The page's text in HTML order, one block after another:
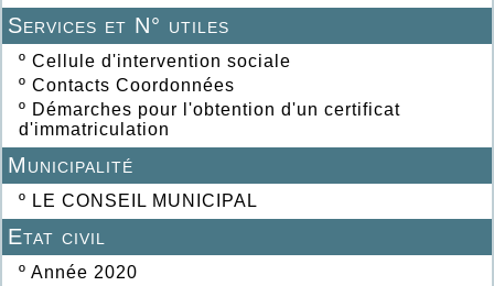
Services et N° utiles
º Cellule d'intervention sociale
º Contacts Coordonnées
º Démarches pour l'obtention d'un certificat
d'immatriculation
Municipalité
º LE CONSEIL MUNICIPAL
Etat civil
º Année 2020